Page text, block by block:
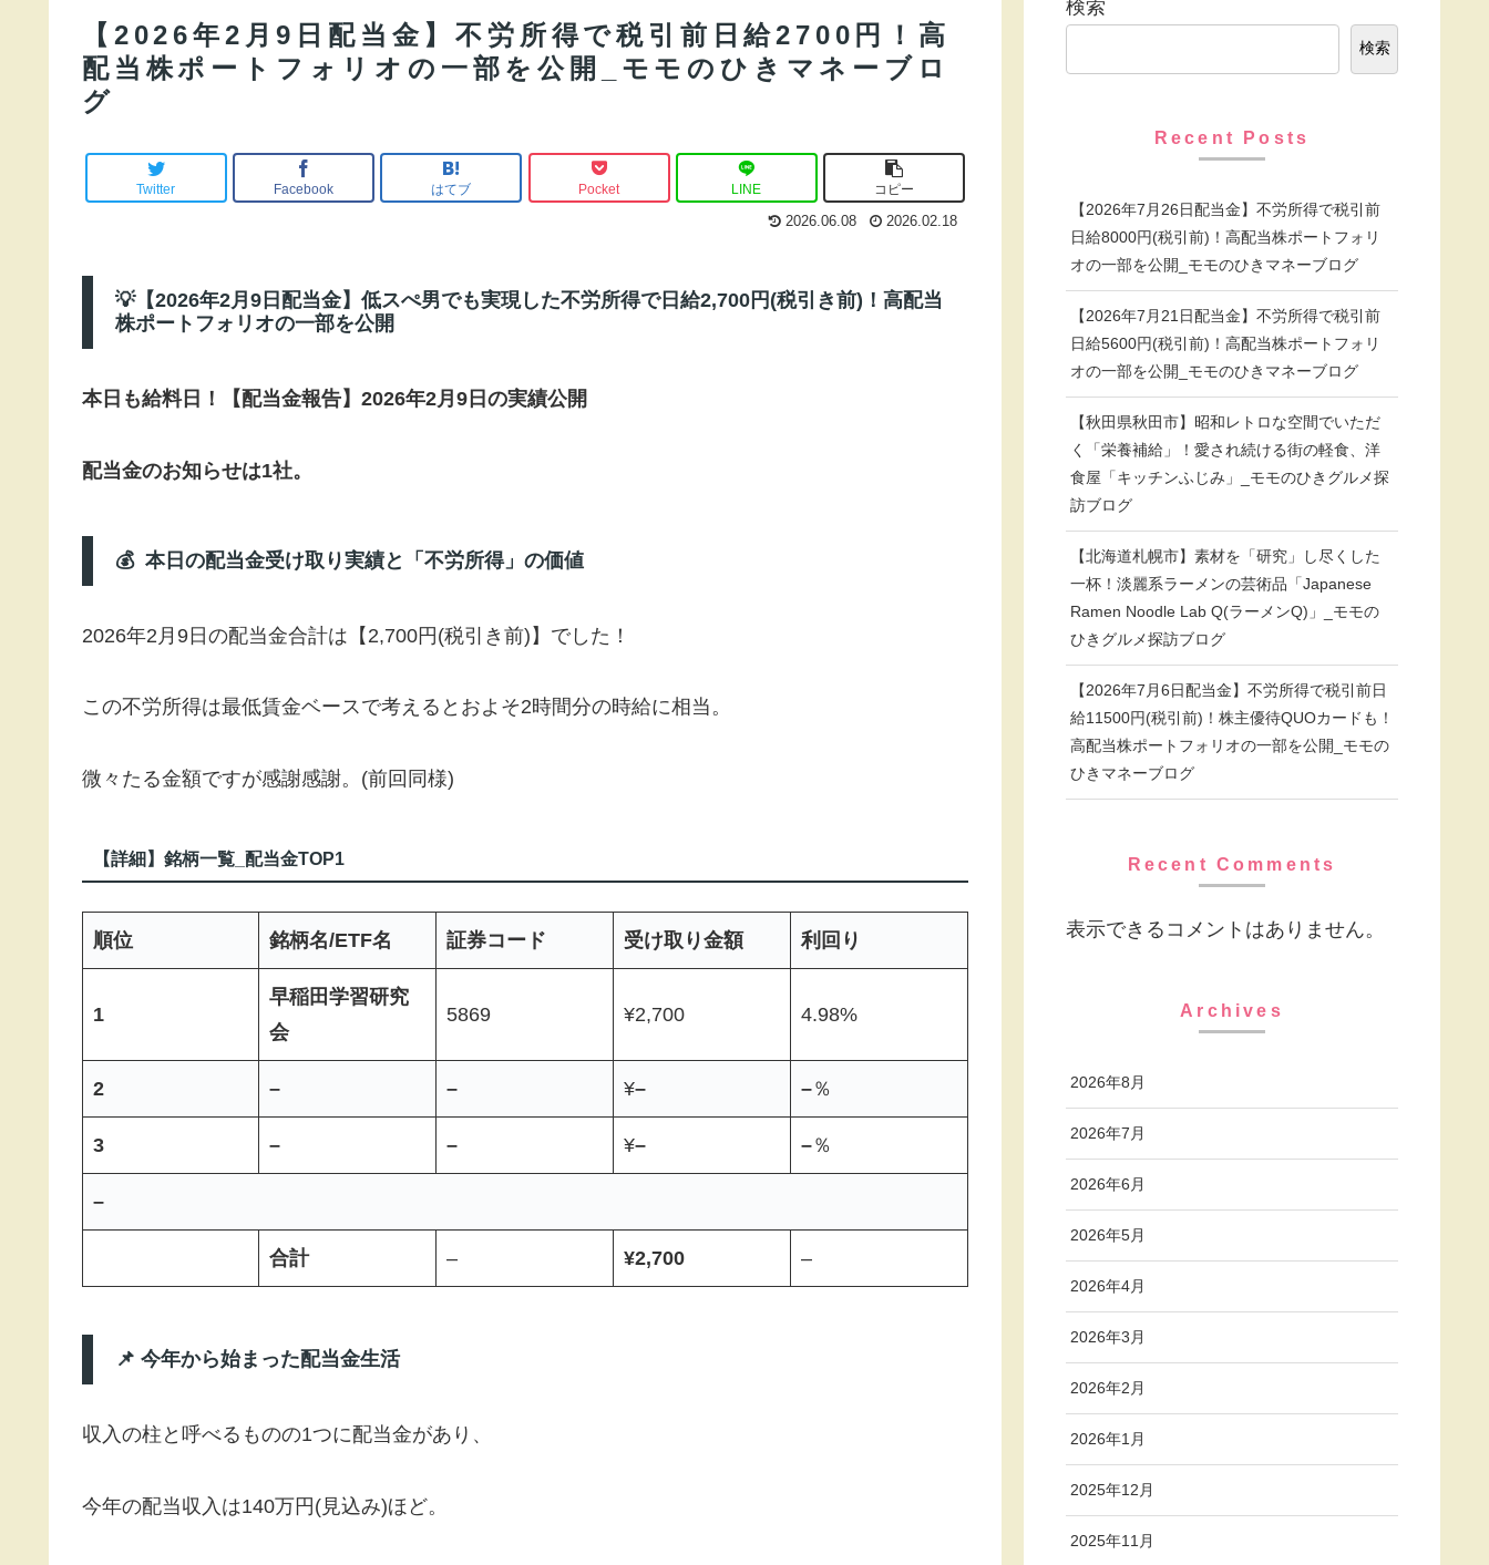
【2026年2月9日配当金】不労所得で税引前日給2700円！高
配当株ポートフォリオの一部を公開_モモのひきマネーブロ
グ
Twitter Facebook はてブ Pocket LINE コピー
2026.06.08 2026.02.18
💡【2026年2月9日配当金】低スぺ男でも実現した不労所得で日給2,700円(税引き前)！高配当
株ポートフォリオの一部を公開
本日も給料日！【配当金報告】2026年2月9日の実績公開
配当金のお知らせは1社。
💰 本日の配当金受け取り実績と「不労所得」の価値
2026年2月9日の配当金合計は【2,700円(税引き前)】でした！
この不労所得は最低賃金ベースで考えるとおよそ2時間分の時給に相当。
微々たる金額ですが感謝感謝。(前回同様)
【詳細】銘柄一覧_配当金TOP1
順位 銘柄名/ETF名 証券コード 受け取り金額 利回り
1
早稲田学習研究
会
5869 ¥2,700 4.98%
2 – – ¥– –％
3 – – ¥– –％
–
合計 – ¥2,700 –
📌 今年から始まった配当金生活
収入の柱と呼べるものの1つに配当金があり、
今年の配当収入は140万円(見込み)ほど。
検索
検索
Recent Posts
【2026年7月26日配当金】不労所得で税引前
日給8000円(税引前)！高配当株ポートフォリ
オの一部を公開_モモのひきマネーブログ
【2026年7月21日配当金】不労所得で税引前
日給5600円(税引前)！高配当株ポートフォリ
オの一部を公開_モモのひきマネーブログ
【秋田県秋田市】昭和レトロな空間でいただ
く「栄養補給」！愛され続ける街の軽食、洋
食屋「キッチンふじみ」_モモのひきグルメ探
訪ブログ
【北海道札幌市】素材を「研究」し尽くした
一杯！淡麗系ラーメンの芸術品「Japanese
Ramen Noodle Lab Q(ラーメンQ)」_モモの
ひきグルメ探訪ブログ
【2026年7月6日配当金】不労所得で税引前日
給11500円(税引前)！株主優待QUOカードも！
高配当株ポートフォリオの一部を公開_モモの
ひきマネーブログ
Recent Comments
表示できるコメントはありません。
Archives
2026年8月
2026年7月
2026年6月
2026年5月
2026年4月
2026年3月
2026年2月
2026年1月
2025年12月
2025年11月